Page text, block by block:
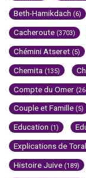
Beth-Hamikdach (6)
Cacheroute (3703)
Chémini Atseret (5)
Chemita (135)
Compte du Omer
Couple et Famille (5)
Education (1)
Explications de
Histoire Juive (189)